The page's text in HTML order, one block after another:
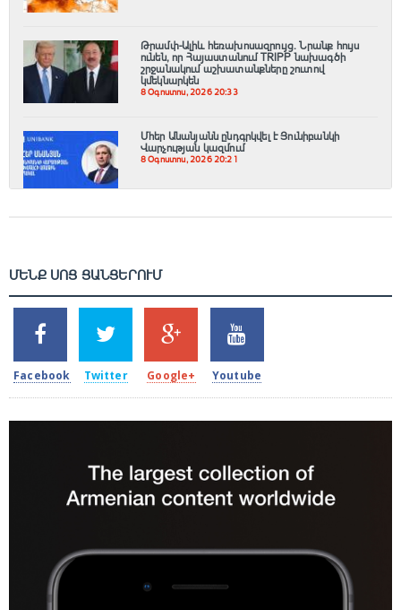
Թրամփ-Ալիև հեռախոսազրույց. Նրանք հույս
ունեն, որ Հայաստանում TRIPP նախագծի
շրջանակում աշխատանքները շուտով
կմեկնարկեն
8 Օգոստոս, 2026 20:33
Մհեր Անանյանն ընդգրկվել է Յունիբանկի
Վարչության կազմում
8 Օգոստոս, 2026 20:21
ՄԵՆՔ ՍՈՑ ՑԱՆՑԵՐՈՒՄ
2k
SHARES
Facebook
1.5k
TWEETS
Twitter
203
SHARES
Google+
620
SHARES
Youtube